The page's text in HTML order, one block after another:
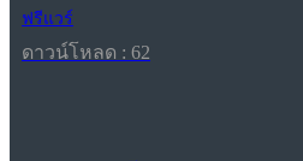
ฟรีแวร์
ดาวน์โหลด : 62